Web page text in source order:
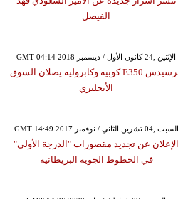
الفيصل
GMT 04:14 2018 الإثنين ,24 كانون الأول / ديسمبر
مرسيدس E350 كوبيه وكابروليه يصلان السوق
الأنجليزي
GMT 14:49 2017 السبت ,04 تشرين الثاني / نوفمبر
الإعلان عن تجديد مقصورات "الدرجة الأولى"
في الخطوط الجوية البريطانية